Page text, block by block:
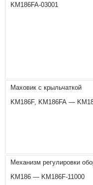
KM186FA-03001
Маховик с крыльчаткой
KM186F, KM186FA —
Механизм регулировки
KM186 — KM186F-11000